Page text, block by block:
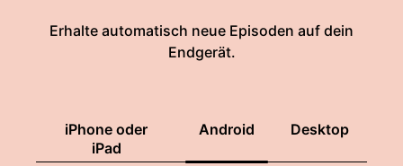
Erhalte automatisch neue Episoden auf dein
Endgerät.
iPhone oder
iPad
Android Desktop